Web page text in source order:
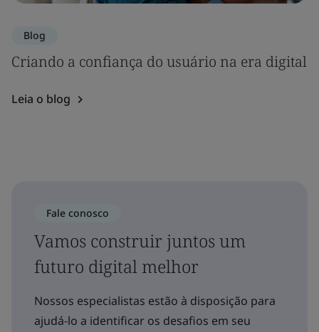
Blog
Criando a confiança do usuário na era digital
Leia o blog
Fale conosco
Vamos construir juntos um
futuro digital melhor
Nossos especialistas estão à disposição para
ajudá-lo a identificar os desafios em seu